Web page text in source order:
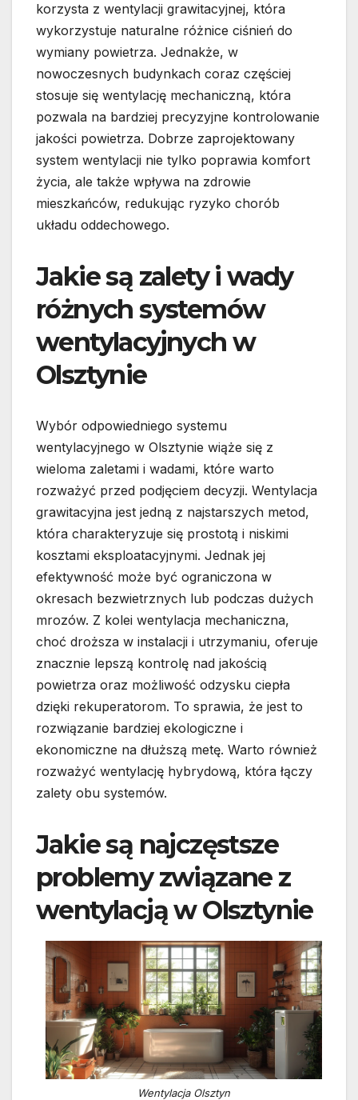
korzysta z wentylacji grawitacyjnej, która
wykorzystuje naturalne różnice ciśnień do
wymiany powietrza. Jednakże, w
nowoczesnych budynkach coraz częściej
stosuje się wentylację mechaniczną, która
pozwala na bardziej precyzyjne kontrolowanie
jakości powietrza. Dobrze zaprojektowany
system wentylacji nie tylko poprawia komfort
życia, ale także wpływa na zdrowie
mieszkańców, redukując ryzyko chorób
układu oddechowego.
Jakie są zalety i wady
różnych systemów
wentylacyjnych w
Olsztynie
Wybór odpowiedniego systemu
wentylacyjnego w Olsztynie wiąże się z
wieloma zaletami i wadami, które warto
rozważyć przed podjęciem decyzji. Wentylacja
grawitacyjna jest jedną z najstarszych metod,
która charakteryzuje się prostotą i niskimi
kosztami eksploatacyjnymi. Jednak jej
efektywność może być ograniczona w
okresach bezwietrznych lub podczas dużych
mrozów. Z kolei wentylacja mechaniczna,
choć droższa w instalacji i utrzymaniu, oferuje
znacznie lepszą kontrolę nad jakością
powietrza oraz możliwość odzysku ciepła
dzięki rekuperatorom. To sprawia, że jest to
rozwiązanie bardziej ekologiczne i
ekonomiczne na dłuższą metę. Warto również
rozważyć wentylację hybrydową, która łączy
zalety obu systemów.
Jakie są najczęstsze
problemy związane z
wentylacją w Olsztynie
Wentylacja Olsztyn